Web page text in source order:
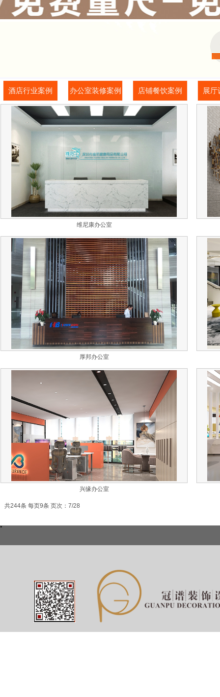
维尼康办公室
厚邦办公室
兴缘办公室
共244条 每页9条 页次：7/28
酒店行业案例 办公室装修案例 店铺餐饮案例 展厅